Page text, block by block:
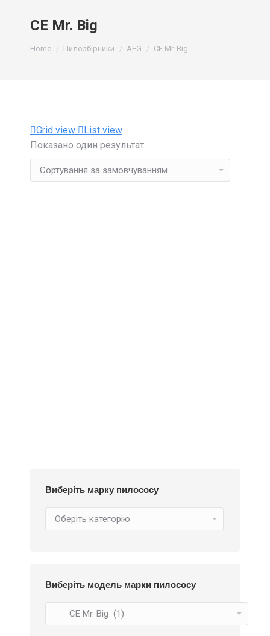
CE Mr. Big
Home Пилозбірники AEG CE Mr. Big
Grid view
List view
Показано один результат
Виберіть марку пилососу
Виберіть модель марки пилососу